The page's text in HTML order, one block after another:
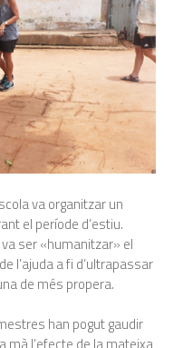
va organitzar un
el període d’estiu.
va ser «humanitzar» el
l’ajuda a fi d’ultrapassar
de més propera.
han pogut gaudir